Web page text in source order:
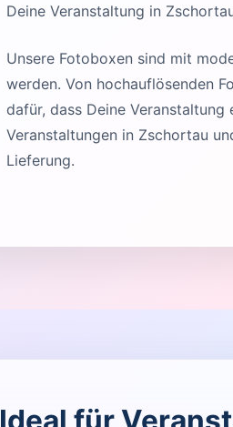
Deine Veranstaltung in
Unsere Fotoboxen sind mit
werden. Von hochauflösenden
dafür, dass Deine
Veranstaltungen in Zschortau
Lieferung.